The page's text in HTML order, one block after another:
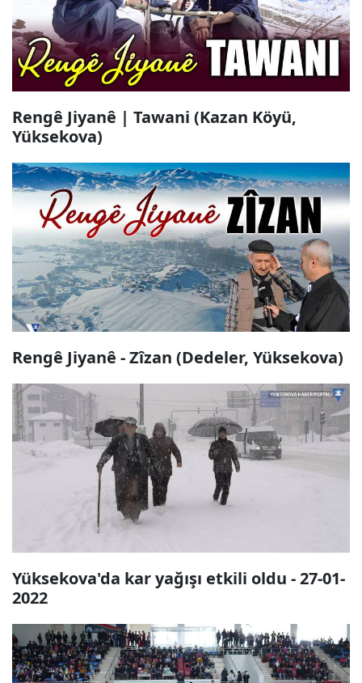
Rengê Jiyanê | Tawani (Kazan Köyü,
Yüksekova)
Rengê Jiyanê - Zîzan (Dedeler, Yüksekova)
Yüksekova'da kar yağışı etkili oldu - 27-01-
2022